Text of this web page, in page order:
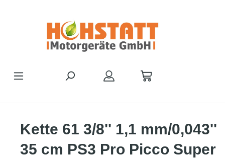
Kette 61 3/8'' 1,1 mm/0,043''
35 cm PS3 Pro Picco Super